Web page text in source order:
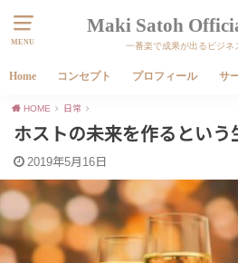
MENU
Maki Satoh
一番楽で成果が出るビジネ
Home コンセプト プロフィール サ
HOME 日常
ホストの未来を作るという
2019年5月16日